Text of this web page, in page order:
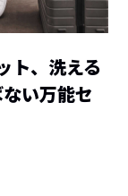
ト、洗える
い万能セ